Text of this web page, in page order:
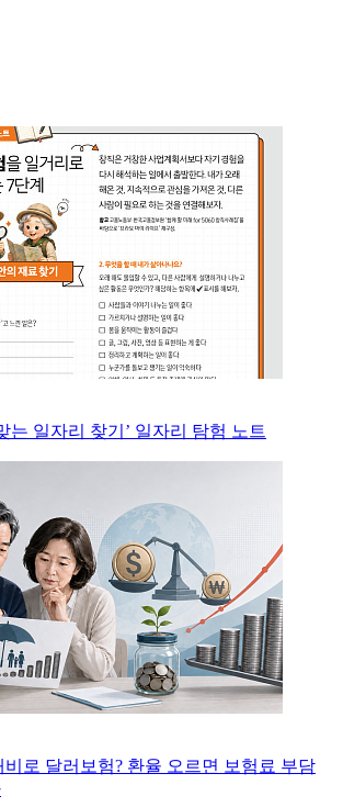
는 일자리 찾기’ 일자리 탐험 노트
비로 달러보험? 환율 오르면 보험료 부담